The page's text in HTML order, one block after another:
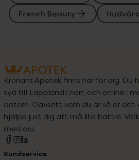
French Beauty
Kronans Apotek finns här för dig. Du
syd till Lappland i norr, och online i
datorn. Oavsett vem du är så är
hjälpa just dig att må lite bättre.
med oss.
Kundservice